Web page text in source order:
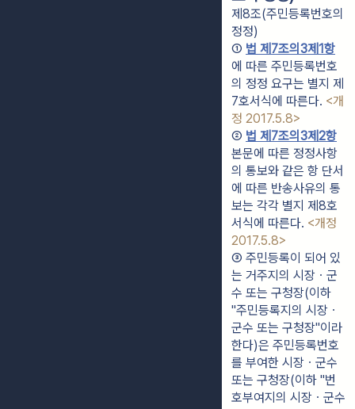
제8조(주민등록번호의
정정)
① 법 제7조의3제1항
에 따른 주민등록번호
의 정정 요구는 별지 제
7호서식에 따른다. <개
정 2017.5.8>
② 법 제7조의3제2항
본문에 따른 정정사항
의 통보와 같은 항 단서
에 따른 반송사유의 통
보는 각각 별지 제8호
서식에 따른다. <개정
2017.5.8>
③ 주민등록이 되어 있
는 거주지의 시장ㆍ군
수 또는 구청장(이하
"주민등록지의 시장ㆍ
군수 또는 구청장"이라
한다)은 주민등록번호
를 부여한 시장ㆍ군수
또는 구청장(이하 "번
호부여지의 시장ㆍ군수